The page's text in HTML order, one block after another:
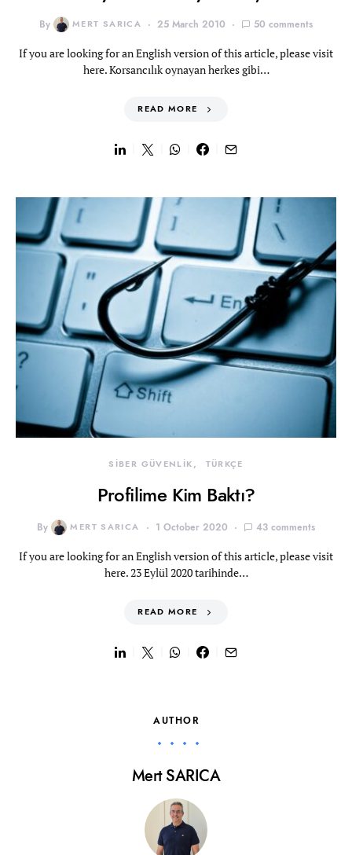
By MERT SARICA 25 March 2010 50 comments
If you are looking for an English version of this article, please visit
here. Korsancılık oynayan herkes gibi…
READ MORE
SİBER GÜVENLİK TÜRKÇE
Profilime Kim Baktı?
By MERT SARICA 1 October 2020 43 comments
If you are looking for an English version of this article, please visit
here. 23 Eylül 2020 tarihinde…
READ MORE
AUTHOR
Mert SARICA